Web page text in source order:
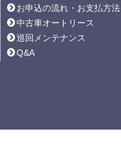
お申込の流れ・お支払方法
中古車オートリース
巡回メンテナンス
Q&A